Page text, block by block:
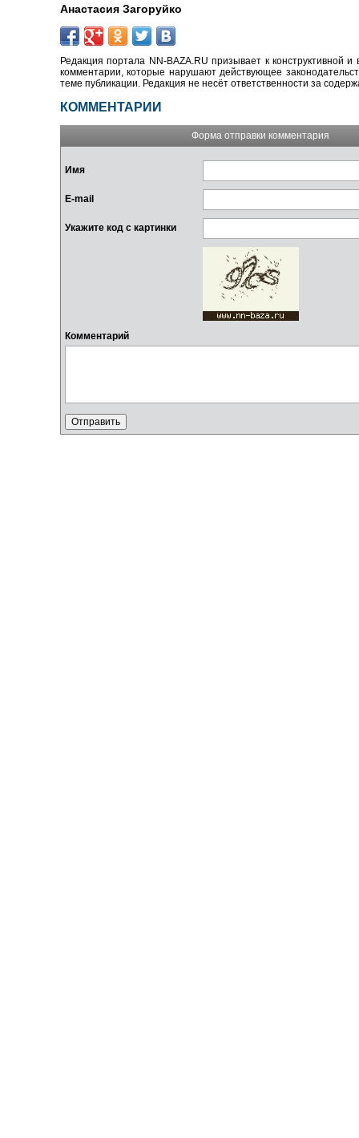
Анастасия Загоруйко
Редакция портала NN-BAZA.RU призывает к конструктивной
комментарии, которые нарушают действующее
теме публикации. Редакция не несёт ответственности за
КОММЕНТАРИИ
Форма отправки комментария
Имя
E-mail
Укажите код с картинки
Комментарий